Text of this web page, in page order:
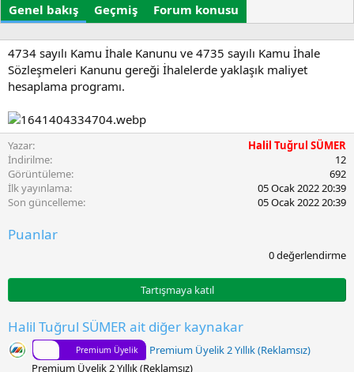
r
u
r
u
l
m
r
t
l
e
r
Genel bakış Geçmiş Forum konusu
4734 sayılı Kamu İhale Kanunu ve 4735 sayılı Kamu İhale
Sözleşmeleri Kanunu gereği İhalelerde yaklaşık maliyet
hesaplama programı.
Yazar
Halil Tuğrul SÜMER
İndirilme
12
Görüntüleme
692
İlk yayınlama
05 Ocak 2022 20:39
Son güncelleme
05 Ocak 2022 20:39
Puanlar
0
y
l
d
ı
z
0 değerlendirme
Tartışmaya katıl
Halil Tuğrul SÜMER ait diğer kaynakar
Premium Üyelik
Premium Üyelik 2 Yıllık (Reklamsız)
Premium Üyelik 2 Yıllık (Reklamsız)